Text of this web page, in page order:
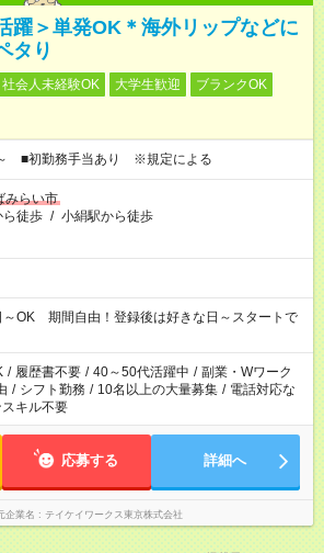
躍＞単発OK＊海外リップなどに
タり
社会人未経験OK 大学生歓迎
ブランクOK
■初勤務手当あり ※規定による
みらい市
ら徒歩 / 小絹駅から徒歩
～OK 期間自由！登録後は好きな日～スタートで
/ 履歴書不要 / 40～50代活躍中 / 副業・Wワーク
/ シフト勤務 / 10名以上の大量募集 / 電話対応な
キル不要
応募する 詳細へ
企業名 テイケイワークス東京株式会社